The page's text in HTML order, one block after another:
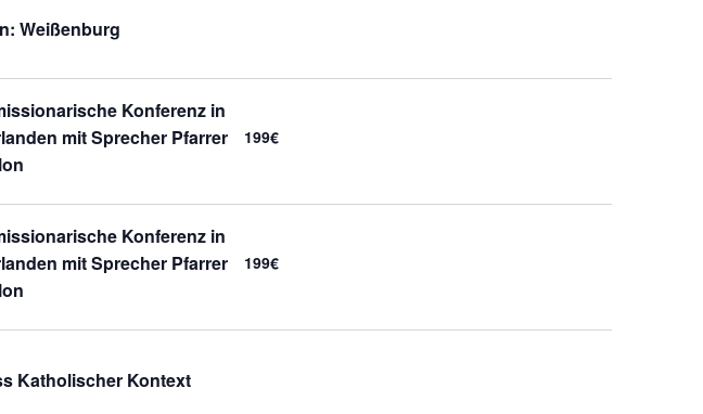
Weißenburg
Konferenz in
mit Sprecher Pfarrer
199€
Konferenz in
mit Sprecher Pfarrer
199€
Katholischer Kontext